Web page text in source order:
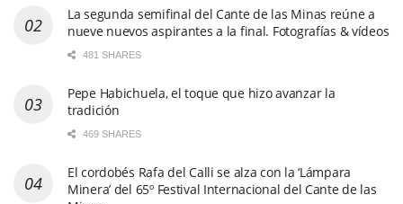
La segunda semifinal del Cante de las Minas reúne a
nueve nuevos aspirantes a la final. Fotografías & vídeos
481 SHARES
Pepe Habichuela, el toque que hizo avanzar la
tradición
469 SHARES
El cordobés Rafa del Calli se alza con la ‘Lámpara
Minera’ del 65º Festival Internacional del Cante de las